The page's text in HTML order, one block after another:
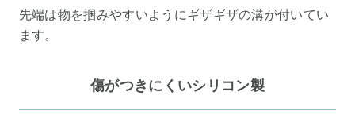
先端は物を掴みやすいようにギザギザの溝が付いてい
ます。
傷がつきにくいシリコン製